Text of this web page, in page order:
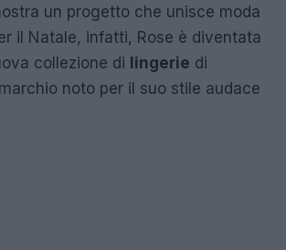
un progetto che unisce moda
il Natale, infatti, Rose è diventata
collezione di lingerie di
noto per il suo stile audace